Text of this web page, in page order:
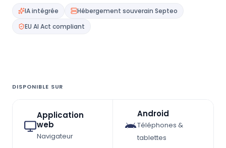
IA intégrée
Hébergement souverain Septeo
EU AI Act compliant
DISPONIBLE SUR
Application
web
Navigateur
Android
Téléphones &
tablettes